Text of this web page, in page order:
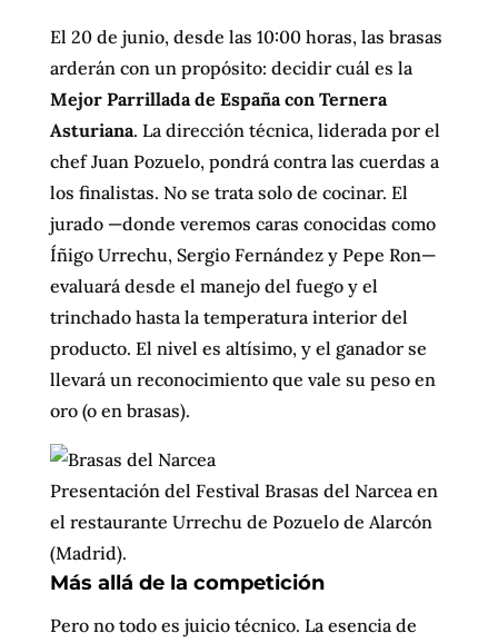
El 20 de junio, desde las 10:00 horas, las brasas
arderán con un propósito: decidir cuál es la
Mejor Parrillada de España con Ternera
Asturiana. La dirección técnica, liderada por el
chef Juan Pozuelo, pondrá contra las cuerdas a
los finalistas. No se trata solo de cocinar. El
jurado —donde veremos caras conocidas como
Íñigo Urrechu, Sergio Fernández y Pepe Ron—
evaluará desde el manejo del fuego y el
trinchado hasta la temperatura interior del
producto. El nivel es altísimo, y el ganador se
llevará un reconocimiento que vale su peso en
oro (o en brasas).
Presentación del Festival Brasas del Narcea en
el restaurante Urrechu de Pozuelo de Alarcón
(Madrid).
Más allá de la competición
Pero no todo es juicio técnico. La esencia de